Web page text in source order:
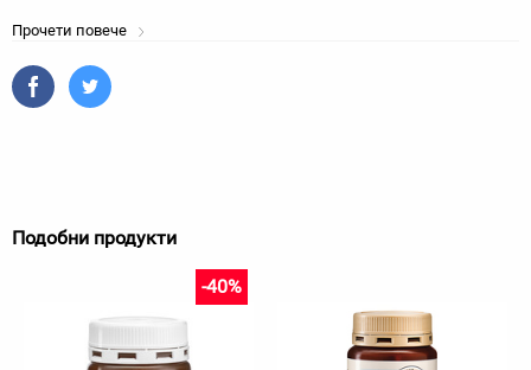
Прочети повече
Подобни продукти
-40%